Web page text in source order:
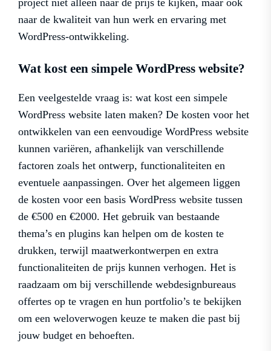
naar de kwaliteit van hun werk en ervaring met
WordPress-ontwikkeling.
Wat kost een simpele WordPress website?
Een veelgestelde vraag is: wat kost een simpele
WordPress website laten maken? De kosten voor het
ontwikkelen van een eenvoudige WordPress website
kunnen variëren, afhankelijk van verschillende
factoren zoals het ontwerp, functionaliteiten en
eventuele aanpassingen. Over het algemeen liggen
de kosten voor een basis WordPress website tussen
de €500 en €2000. Het gebruik van bestaande
thema’s en plugins kan helpen om de kosten te
drukken, terwijl maatwerkontwerpen en extra
functionaliteiten de prijs kunnen verhogen. Het is
raadzaam om bij verschillende webdesignbureaus
offertes op te vragen en hun portfolio’s te bekijken
om een weloverwogen keuze te maken die past bij
jouw budget en behoeften.